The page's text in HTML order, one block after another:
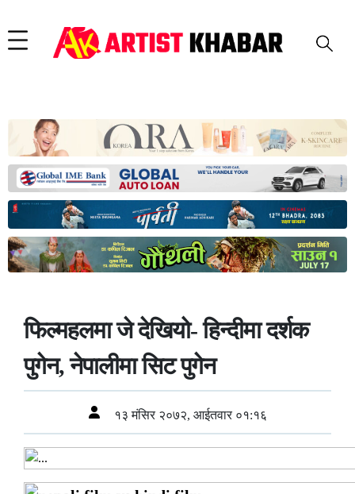
फिल्महलमा जे देखियो- हिन्दीमा दर्शक
पुगेन, नेपालीमा सिट पुगेन
१३ मंसिर २०७२, आईतवार ०१:१६